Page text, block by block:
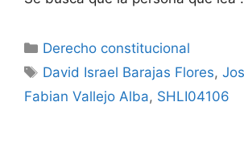
Categorías
Derecho constitucional
Etiquetas
David Israel Barajas Flores,
Fabian Vallejo Alba, SHLI04106